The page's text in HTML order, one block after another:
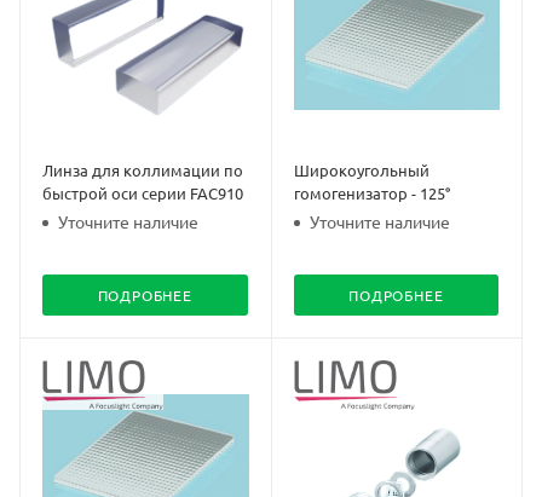
Линза для коллимации по
быстрой оси серии FAC910
Уточните наличие
ПОДРОБНЕЕ
Широкоугольный
гомогенизатор - 125°
Уточните наличие
ПОДРОБНЕЕ